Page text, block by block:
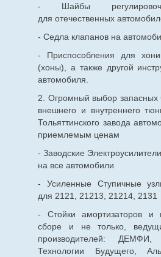
- Шайбы
для отечественных
- Седла клапанов на
- Приспособления для
(хоны), а также другой
автомобиля.
2. Огромный выбор запасных
внешнего и внутреннего
Тольяттинского завода
приемлемым ценам
- Заводские
на все автомобили
- Усиленные Ступичные
для 2121, 21213, 21214, 2131
- Стойки амортизаторов и
сборе и не только,
производителей:
Технологии Будущего,